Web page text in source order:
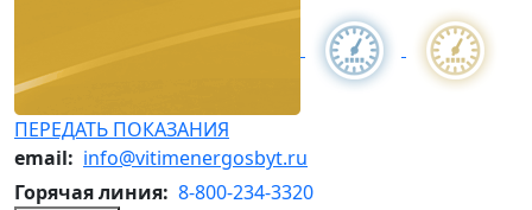
ПЕРЕДАТЬ ПОКАЗАНИЯ
email: info@vitimenergosbyt.ru
Горячая линия: 8-800-234-3320